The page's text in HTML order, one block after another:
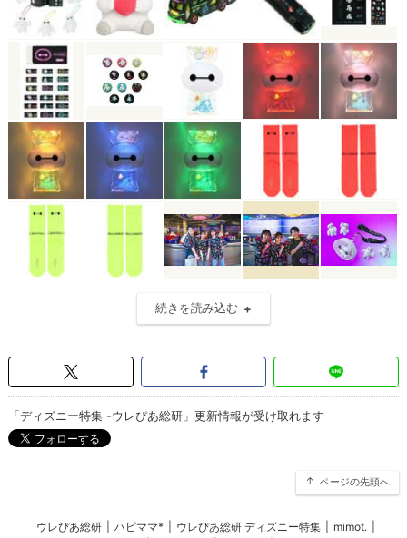
続きを読み込む
「ディズニー特集 -ウレぴあ総研」更新情報が受け取れます
ページの先頭へ
ウレぴあ総研 ハピママ* ウレぴあ総研 ディズニー特集 mimot.